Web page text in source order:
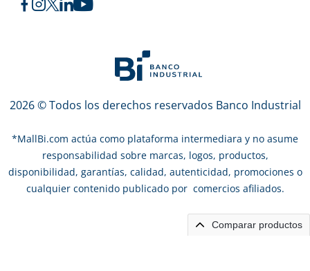
2026 © Todos los derechos reservados Banco Industrial
*MallBi.com actúa como plataforma intermediara y no asume
responsabilidad sobre marcas, logos, productos,
disponibilidad, garantías, calidad, autenticidad, promociones o
cualquier contenido publicado por comercios afiliados.
Comparar productos